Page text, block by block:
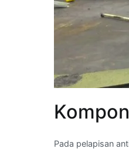
Pada pelapisan